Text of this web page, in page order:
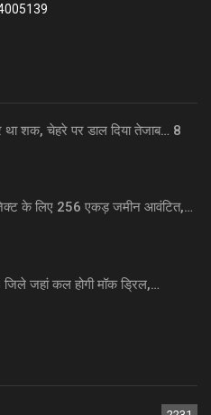
शक, चेहरे पर डाल दिया तेजाब… 8
के लिए 256 एकड़ जमीन आवंटित,…
जहां कल होगी मॉक ड्रिल,…